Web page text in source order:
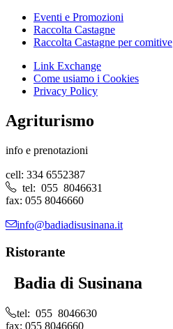
Eventi e Promozioni
Raccolta Castagne
Raccolta Castagne per comitive
Link Exchange
Come usiamo i Cookies
Privacy Policy
Agriturismo
info e prenotazioni
cell: 334 6552387
tel: 055 8046631
fax: 055 8046660
info@badiadisusinana.it
Ristorante
Badia di Susinana
tel: 055 8046630
fax: 055 8046660